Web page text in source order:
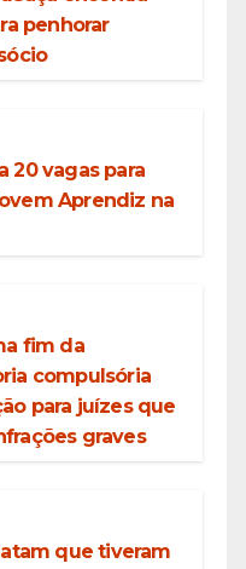
penhorar
20 vagas para
Aprendiz na
fim da
compulsória
para juízes que
graves
que tiveram